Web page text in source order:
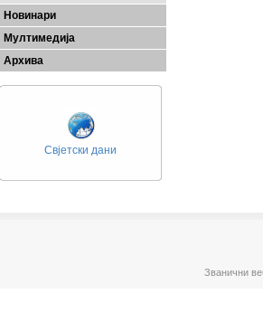
Новинари
Мултимедија
Архива
Свјетски дани
Званични